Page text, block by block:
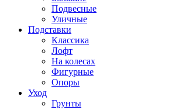
Подвесные
Уличные
Подставки
Классика
Лофт
На колесах
Фигурные
Опоры
Уход
Грунты